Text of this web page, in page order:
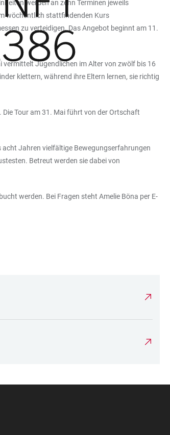
werden an zehn Terminen jeweils
wöchentlich stattfindenden Kurs
zu verteidigen. Das Angebot beginnt am 11.
Jugendlichen im Alter von zwölf bis 16
klettern, während ihre Eltern lernen, sie richtig
Die Tour am 31. Mai führt von der Ortschaft
acht Jahren vielfältige Bewegungserfahrungen
Betreut werden sie dabei von
werden. Bei Fragen steht Amelie Böna per E-